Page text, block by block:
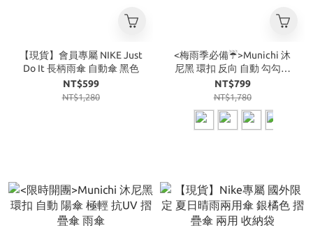
【現貨】會員專屬 NIKE Just
Do It 長柄雨傘 自動傘 黑色
NT$599
NT$1,280
<梅雨季必備☔>Munichi 沐
尼黑 環扣 反向 自動 勾勾傘
雨傘
NT$799
NT$1,780